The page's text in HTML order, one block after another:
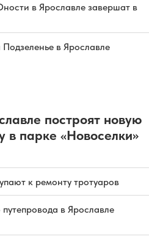
в Ярославле завершат в
в Ярославле
построят новую
в парке «Новоселки»
к ремонту тротуаров
в Ярославле